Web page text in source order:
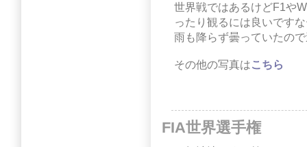
世界戦ではあるけどF1や
ったり観るには良いです
雨も降らず曇っていたの
その他の写真はこちら
FIA世界選手権